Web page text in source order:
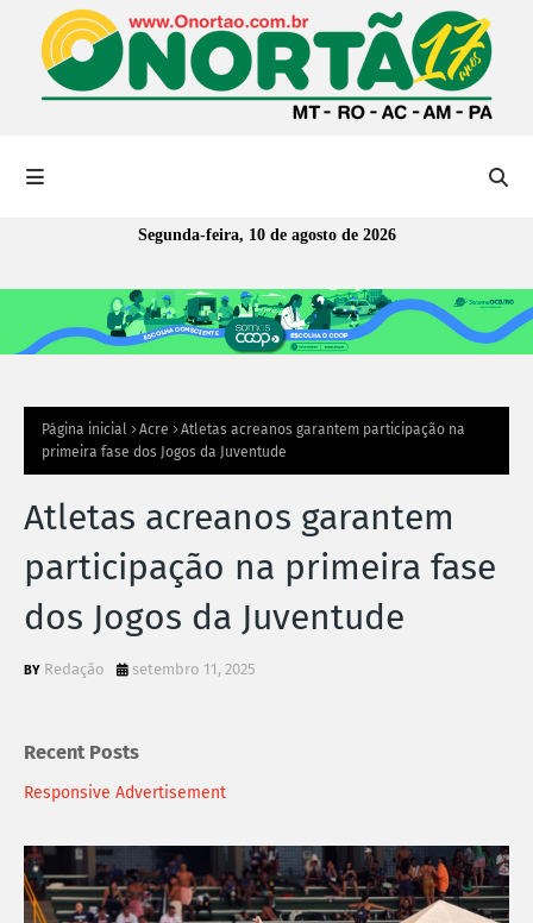
Segunda-feira, 10 de agosto de 2026
Página inicial Acre
Atletas acreanos garantem participação na
primeira fase dos Jogos da Juventude
Atletas acreanos garantem
participação na primeira fase
dos Jogos da Juventude
Redação setembro 11, 2025
Recent Posts
Responsive Advertisement